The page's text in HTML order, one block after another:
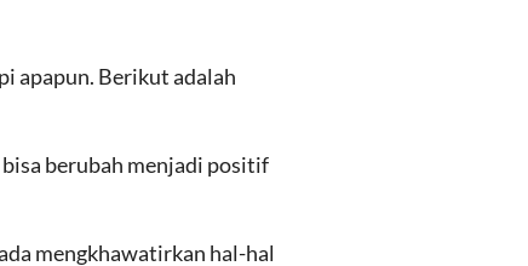
apapun. Berikut adalah
berubah menjadi positif
mengkhawatirkan hal-hal